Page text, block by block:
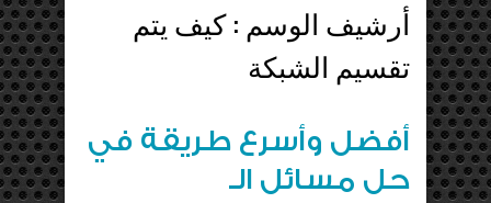
أرشيف الوسم :كيف يتم
تقسيم الشبكة
أفضل وأسرع طريقة في
حل مسائل الـ